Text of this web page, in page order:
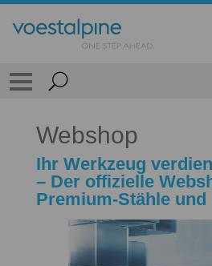
Webshop
Ihr Werkzeug
– Der offizielle
Premium-Stähle und